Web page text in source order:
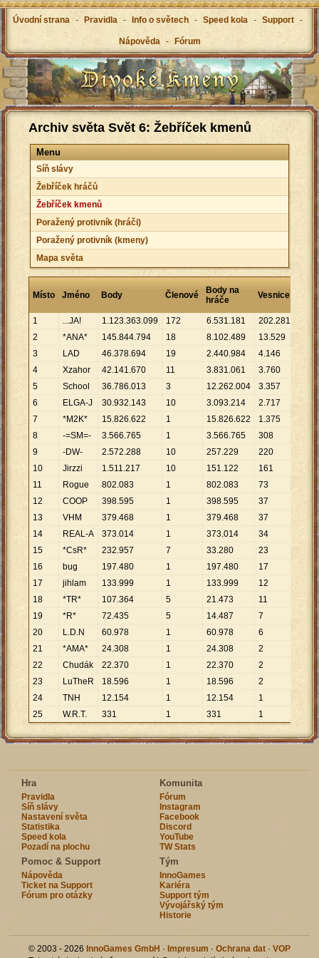
Úvodní strana - Pravidla - Info o světech - Speed kola - Support -
Nápověda - Fórum
Archiv světa Svět 6: Žebříček kmenů
Menu
Síň slávy
Žebříček hráčů
Žebříček kmenů
Poražený protivník (hráči)
Poražený protivník (kmeny)
Mapa světa
Místo Jméno Body Členové
Body na
hráče
Vesnice
Body
1
...JA! 1.123.363.099 172 6.531.181 202.281
2
*ANA* 145.844.794 18 8.102.489 13.529
3
LAD 46.378.694 19 2.440.984 4.146 11
4
Xzahor 42.141.670 11 3.831.061 3.760
5
School 36.786.013 3 12.262.004 3.357 10
6
ELGA-J 30.932.143 10 3.093.214 2.717
7
*M2K* 15.826.622 1 15.826.622 1.375 11
8
-=SM=- 3.566.765 1 3.566.765 308
9
-DW- 2.572.288 10 257.229 220 11
10
Jirzzi 1.511.217 10 151.122 161 9
11
Rogue 802.083 1 802.083 73
12
COOP 398.595 1 398.595 37 10
13
VHM 379.468 1 379.468 37
14
REAL-A 373.014 1 373.014 34
15
*CsR* 232.957 7 33.280 23
16
bug 197.480 1 197.480 17 11
17
jihlam 133.999 1 133.999 12
18
*TR* 107.364 5 21.473 11
19
*R* 72.435 5 14.487 7
20
L.D.N 60.978 1 60.978 6 10
21
*AMA* 24.308 1 24.308 2
22
Chudák 22.370 1 22.370 2 11
23
LuTheR 18.596 1 18.596 2 9
24
TNH 12.154 1 12.154 1
25
W.R.T. 331 1 331 1 331
Hra
Pravidla
Síň slávy
Nastavení světa
Statistika
Speed kola
Pozadí na plochu
Komunita
Fórum
Instagram
Facebook
Discord
YouTube
TW Stats
Pomoc & Support
Nápověda
Ticket na Support
Fórum pro otázky
Tým
InnoGames
Kariéra
Support tým
Vývojářský tým
Historie
© 2003 - 2026 InnoGames GmbH · Impresum · Ochrana dat · VOP